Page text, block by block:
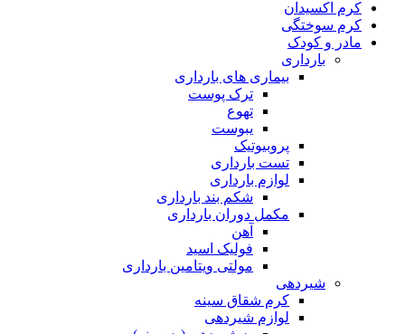
کرم اکسیدان
کرم سوختگی
مادر و کودک
بارداری
بیماری های بارداری
ترک پوست
تهوع
یبوست
پروبیوتیک
تست بارداری
لوازم بارداری
شکم بند بارداری
مکمل دوران بارداری
آهن
فولیک اسید
مولتی ویتامین بارداری
شیردهی
کرم شقاق سینه
لوازم شیردهی